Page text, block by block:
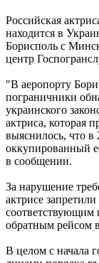
Российская
находится в
Борисполь с
центр
"В аеропорту
пограничники
украинского
актриса, которая
выяснилось, что в
оккупированный
в сообщении.
За нарушение
актрисе
соответствующим
обратным рейсом
В целом с начала